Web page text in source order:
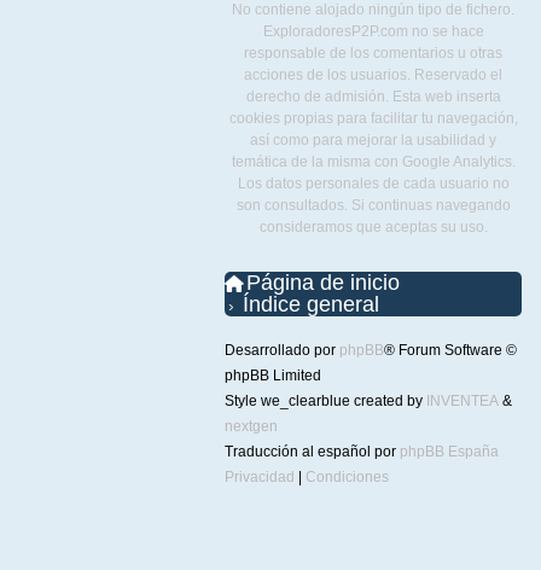
No contiene alojado ningún tipo de fichero.
ExploradoresP2P.com no se hace
responsable de los comentarios u otras
acciones de los usuarios. Reservado el
derecho de admisión. Esta web inserta
cookies propias para facilitar tu navegación,
así como para mejorar la usabilidad y
temática de la misma con Google Analytics.
Los datos personales de cada usuario no
son consultados. Si continuas navegando
consideramos que aceptas su uso.
Página de inicio
Índice general
Desarrollado por phpBB® Forum Software ©
phpBB Limited
Style we_clearblue created by INVENTEA &
nextgen
Traducción al español por phpBB España
Privacidad
Condiciones